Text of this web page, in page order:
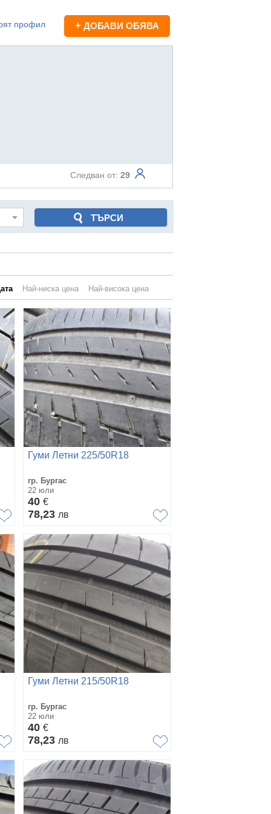
профил + ДОБАВИ ОБЯВА
Следван от: 29
Най-ниска цена Най-висока цена
Гуми Летни 225/50R18
гр. Бургас
22 юли
40 €
78,23 лв
Гуми Летни 215/50R18
гр. Бургас
22 юли
40 €
78,23 лв